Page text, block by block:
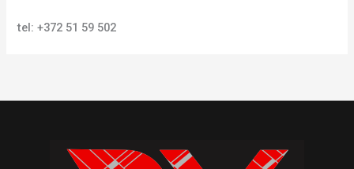
tel: +372 51 59 502